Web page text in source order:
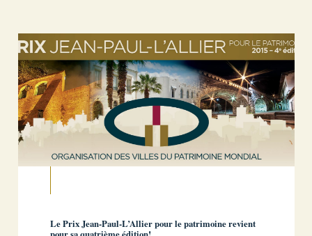
Le Prix Jean-Paul-L’Allier pour le patrimoine revient